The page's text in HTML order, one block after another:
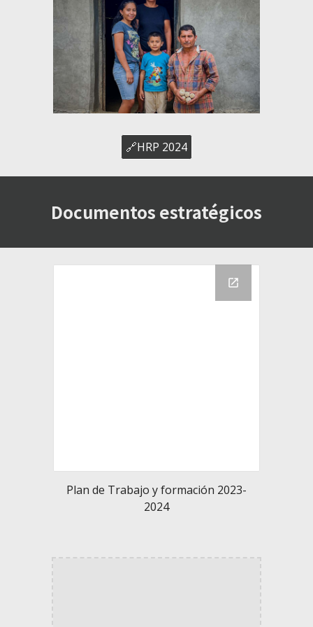
🔗HRP 2024
Documentos estratégicos
Plan de Trabajo y formación 2023-
2024